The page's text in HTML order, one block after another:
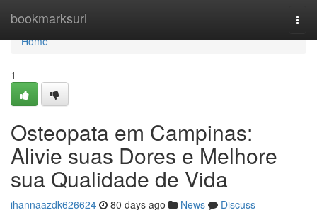
bookmarksurl
Home
Home
1
Osteopata em Campinas:
Alivie suas Dores e Melhore
sua Qualidade de Vida
ihannaazdk626624 80 days ago News
Discuss